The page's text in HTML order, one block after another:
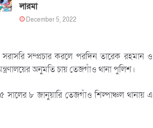
লারমা
December 5, 2022
সম্প্রচার করলে পরদিন তারেক রহমান ও
অনুমতি চায় তেজগাঁও থানা পুলিশ।
সালের ৮ জানুয়ারি তেজগাঁও শিল্পাঞ্চল থানায় এ